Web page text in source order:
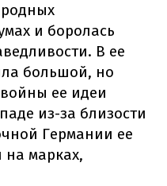
и боролась
В ее
большой, но
ее идеи
из-за близости
Германии ее
марках,